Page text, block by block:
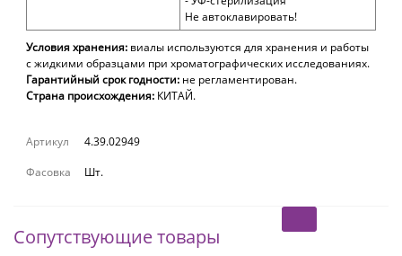
Не автоклавировать!
Условия хранения: виалы используются для хранения и работы
с жидкими образцами при хроматографических исследованиях.
Гарантийный срок годности: не регламентирован.
Страна происхождения: КИТАЙ.
Артикул
4.39.02949
Фасовка
Шт.
Сопутствующие товары